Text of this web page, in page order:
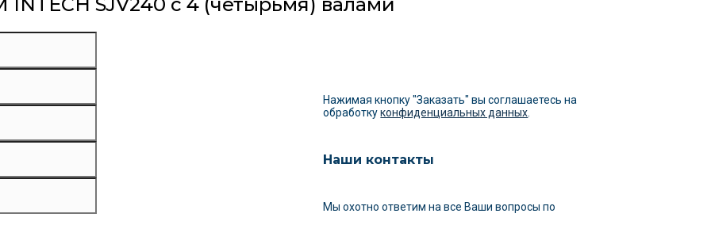
Нажимая кнопку "Заказать" вы соглашаетесь на
обработкуконфиденциальных данных
Наши контакты
Мы охотно ответим на все Ваши вопросыпо